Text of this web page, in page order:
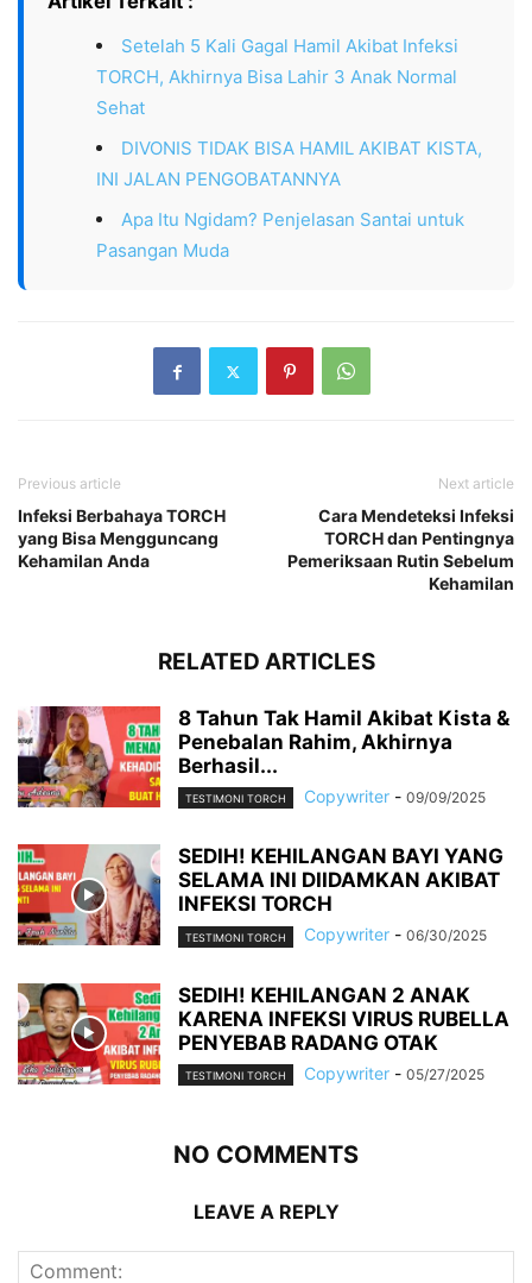
Setelah 5 Kali Gagal Hamil Akibat Infeksi
TORCH, Akhirnya Bisa Lahir 3 Anak Normal
Sehat
DIVONIS TIDAK BISA HAMIL AKIBAT KISTA,
INI JALAN PENGOBATANNYA
Apa Itu Ngidam? Penjelasan Santai untuk
Pasangan Muda
Previous article
Infeksi Berbahaya TORCH
yang Bisa Mengguncang
Kehamilan Anda
Next article
Cara Mendeteksi Infeksi
TORCH dan Pentingnya
Pemeriksaan Rutin Sebelum
Kehamilan
RELATED ARTICLES
8 Tahun Tak Hamil Akibat Kista &
Penebalan Rahim, Akhirnya
Berhasil...
TESTIMONI TORCH Copywriter - 09/09/2025
SEDIH! KEHILANGAN BAYI YANG
SELAMA INI DIIDAMKAN AKIBAT
INFEKSI TORCH
TESTIMONI TORCH Copywriter - 06/30/2025
SEDIH! KEHILANGAN 2 ANAK
KARENA INFEKSI VIRUS RUBELLA
PENYEBAB RADANG OTAK
TESTIMONI TORCH Copywriter - 05/27/2025
NO COMMENTS
LEAVE A REPLY